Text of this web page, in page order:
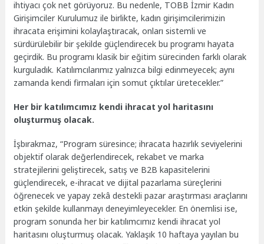
ihtiyacı çok net görüyoruz. Bu nedenle, TOBB İzmir Kadın
Girişimciler Kurulumuz ile birlikte, kadın girişimcilerimizin
ihracata erişimini kolaylaştıracak, onları sistemli ve
sürdürülebilir bir şekilde güçlendirecek bu programı hayata
geçirdik. Bu programı klasik bir eğitim sürecinden farklı olarak
kurguladık. Katılımcılarımız yalnızca bilgi edinmeyecek; aynı
zamanda kendi firmaları için somut çıktılar üretecekler.”
Her bir katılımcımız kendi ihracat yol haritasını
oluşturmuş olacak.
İşbırakmaz, “Program süresince; ihracata hazırlık seviyelerini
objektif olarak değerlendirecek, rekabet ve marka
stratejilerini geliştirecek, satış ve B2B kapasitelerini
güçlendirecek, e-ihracat ve dijital pazarlama süreçlerini
öğrenecek ve yapay zekâ destekli pazar araştırması araçlarını
etkin şekilde kullanmayı deneyimleyecekler. En önemlisi ise,
program sonunda her bir katılımcımız kendi ihracat yol
haritasını oluşturmuş olacak. Yaklaşık 10 haftaya yayılan bu